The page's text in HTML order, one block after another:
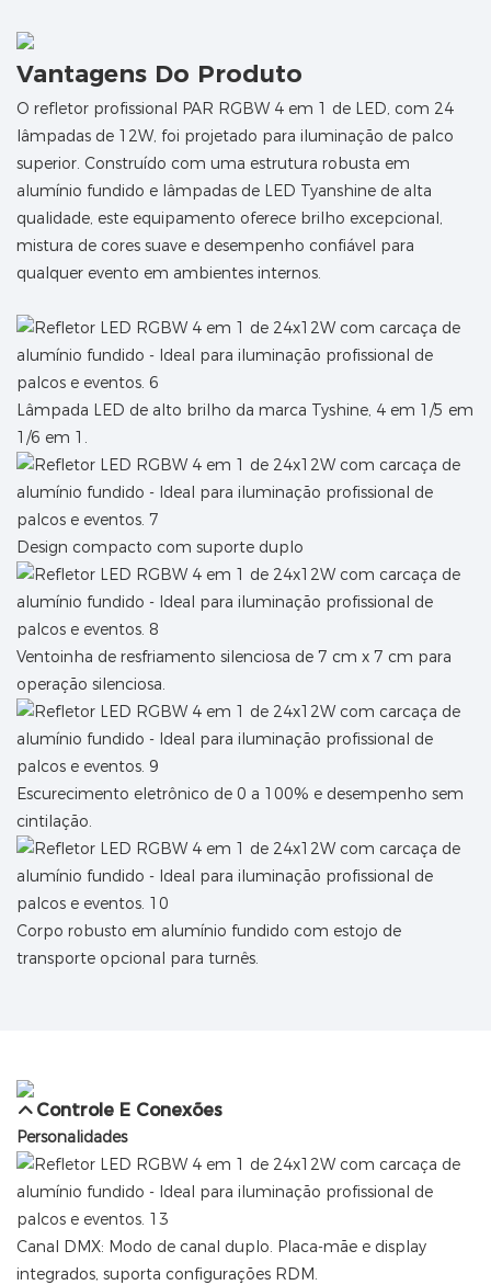
Vantagens Do Produto
O refletor profissional PAR RGBW 4 em 1 de LED, com 24
lâmpadas de 12W, foi projetado para iluminação de palco
superior. Construído com uma estrutura robusta em
alumínio fundido e lâmpadas de LED Tyanshine de alta
qualidade, este equipamento oferece brilho excepcional,
mistura de cores suave e desempenho confiável para
qualquer evento em ambientes internos.
Lâmpada LED de alto brilho da marca Tyshine, 4 em 1/5 em
1/6 em 1.
Design compacto com suporte duplo
Ventoinha de resfriamento silenciosa de 7 cm x 7 cm para
operação silenciosa.
Escurecimento eletrônico de 0 a 100% e desempenho sem
cintilação.
Corpo robusto em alumínio fundido com estojo de
transporte opcional para turnês.
Controle E Conexões
Personalidades
Canal DMX: Modo de canal duplo. Placa-mãe e display
integrados, suporta configurações RDM.